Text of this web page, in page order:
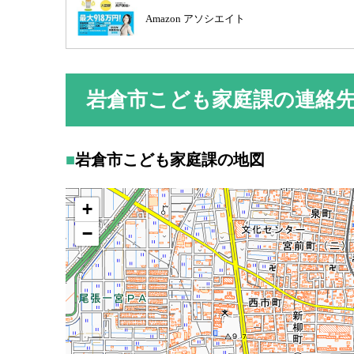
Amazon アソシエイト
岩倉市こども家庭課の連絡
岩倉市こども家庭課の地図